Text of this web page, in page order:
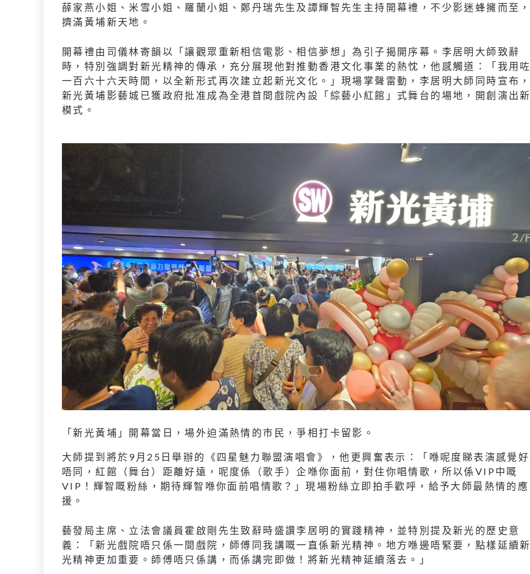
薛家燕小姐、米雪小姐、羅蘭小姐、鄭丹瑞先生及譚輝智先生主持開幕禮，不少影迷蜂擁而至，
擠滿黃埔新天地。
開幕禮由司儀林寄韻以「讓觀眾重新相信電影、相信夢想」為引子揭開序幕。李居明大師致辭
時，特別強調對新光精神的傳承，充分展現他對推動香港文化事業的熱忱，他感觸道：「我用咗
一百六十六天時間，以全新形式再次建立起新光文化。」現場掌聲雷動，李居明大師同時宣布，
新光黃埔影藝城已獲政府批准成為全港首間戲院內設「綜藝小紅館」式舞台的場地，開創演出新
模式。
「新光黃埔」開幕當日，場外迫滿熱情的市民，爭相打卡留影。
大師提到將於9月25日舉辦的《四星魅力聯盟演唱會》，他更興奮表示：「喺呢度睇表演感覺好
唔同，紅館（舞台）距離好遠，呢度係（歌手）企喺你面前，對住你唱情歌，所以係VIP中嘅
VIP！輝智嘅粉絲，期待輝智喺你面前唱情歌？」現場粉絲立即拍手歡呼，給予大師最熱情的應
援。
藝發局主席、立法會議員霍啟剛先生致辭時盛讚李居明的實踐精神，並特別提及新光的歷史意
義：「新光戲院唔只係一間戲院，師傅同我講嘅一直係新光精神。地方喺邊唔緊要，點樣延續新
光精神更加重要。師傅唔只係講，而係講完即做！將新光精神延續落去。」